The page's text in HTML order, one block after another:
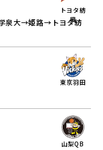
トヨタ紡
織
泉大→姫路→トヨタ紡
東京羽田
山梨QB